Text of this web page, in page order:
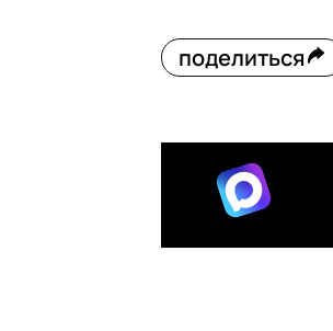
поделиться